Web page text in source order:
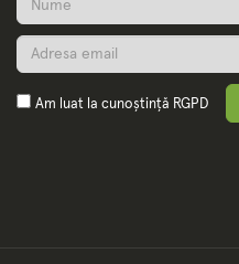
Am luat la cunoștință RGPD